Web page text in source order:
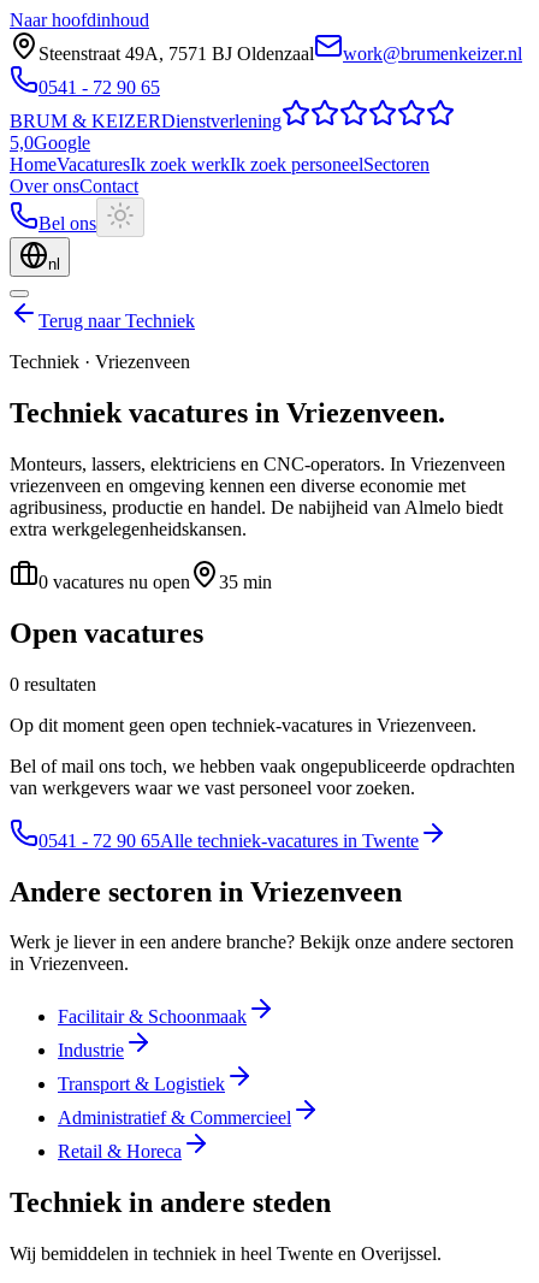
Naar hoofdinhoud
Steenstraat 49A, 7571 BJ Oldenzaal
work@brumenkeizer.nl
0541 - 72 90 65
BRUM & KEIZERDienstverlening
5,0Google
HomeVacaturesIk zoek werkIk zoek personeelSectoren
Over onsContact
Bel ons
nl
Terug naar Techniek
Techniek · Vriezenveen
Techniek vacatures in Vriezenveen.
Monteurs, lassers, elektriciens en CNC-operators. In Vriezenveen
vriezenveen en omgeving kennen een diverse economie met
agribusiness, productie en handel. De nabijheid van Almelo biedt
extra werkgelegenheidskansen.
0 vacatures nu open 35 min
Open vacatures
0 resultaten
Op dit moment geen open techniek-vacatures in Vriezenveen.
Bel of mail ons toch, we hebben vaak ongepubliceerde opdrachten
van werkgevers waar we vast personeel voor zoeken.
0541 - 72 90 65Alle techniek-vacatures in Twente
Andere sectoren in Vriezenveen
Werk je liever in een andere branche? Bekijk onze andere sectoren
in Vriezenveen.
Facilitair & Schoonmaak
Industrie
Transport & Logistiek
Administratief & Commercieel
Retail & Horeca
Techniek in andere steden
Wij bemiddelen in techniek in heel Twente en Overijssel.